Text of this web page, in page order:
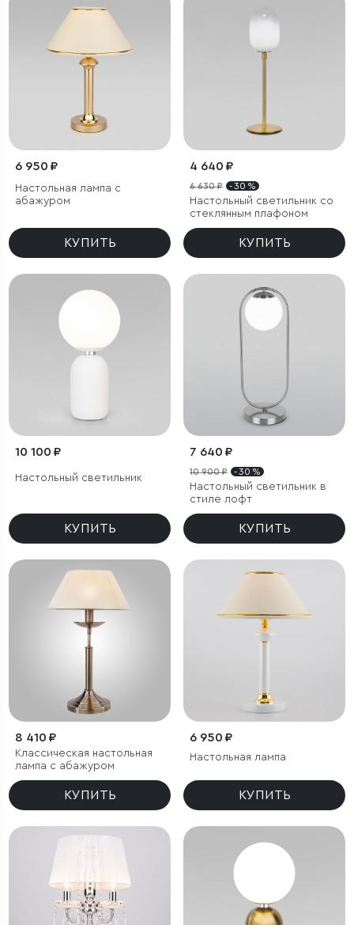
6 950 ₽
Настольная лампа с
абажуром
КУПИТЬ
4 640 ₽
6 630 ₽ - 30 %
Настольный светильник со
стеклянным плафоном
КУПИТЬ
10 100 ₽
Настольный светильник
КУПИТЬ
7 640 ₽
10 900 ₽ - 30 %
Настольный светильник в
стиле лофт
КУПИТЬ
8 410 ₽
Классическая настольная
лампа с абажуром
КУПИТЬ
6 950 ₽
Настольная лампа
КУПИТЬ